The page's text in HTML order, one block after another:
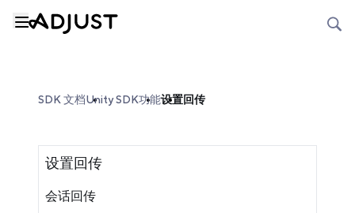
SDK 文档Unity SDK功能设置回传
设置回传
会话回传